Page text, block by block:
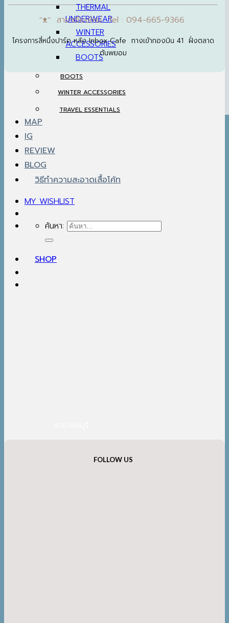
THERMAL
UNDERWEAR
WINTER
ACCESSORIES
BOOTS
BOOTS
WINTER ACCESSORIES
TRAVEL ESSENTIALS
MAP
IG
REVIEW
BLOG
วิธีทำความสะอาดเสื้อโค้ท
MY WISHLIST
ค้นหา:
SHOP
ᵔᴥᵔ สาขาเชียงใหม่ Tel : 094-665-9366
โครงการสี่หนึ่งปาร์ค หลัง Inbox Cafe ทางเข้ากองบิน 41 ฝั่งตลาด
ต้นพยอม
FOLLOW US